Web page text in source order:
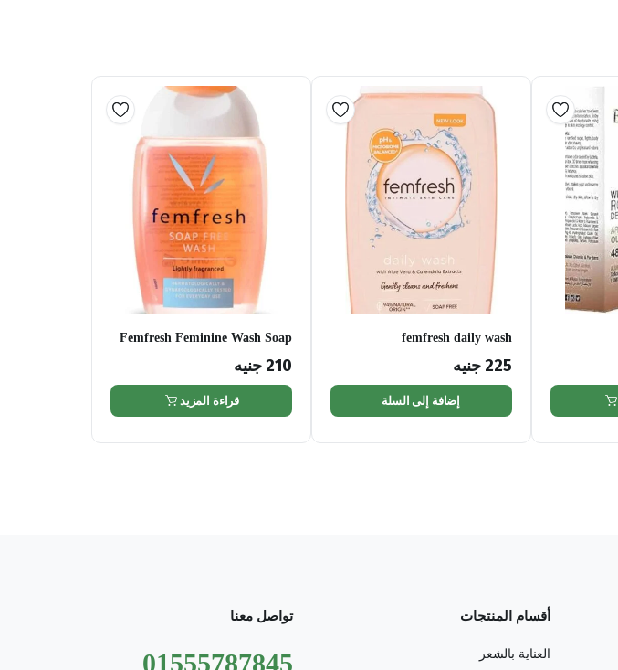
femfresh daily wash
225 جنيه
إضافة إلى السلة
Femfresh Feminine Wash Soap
210 جنيه
قراءة المزيد
أقسام المنتجات
العناية بالشعر
تواصل معنا
01555787845